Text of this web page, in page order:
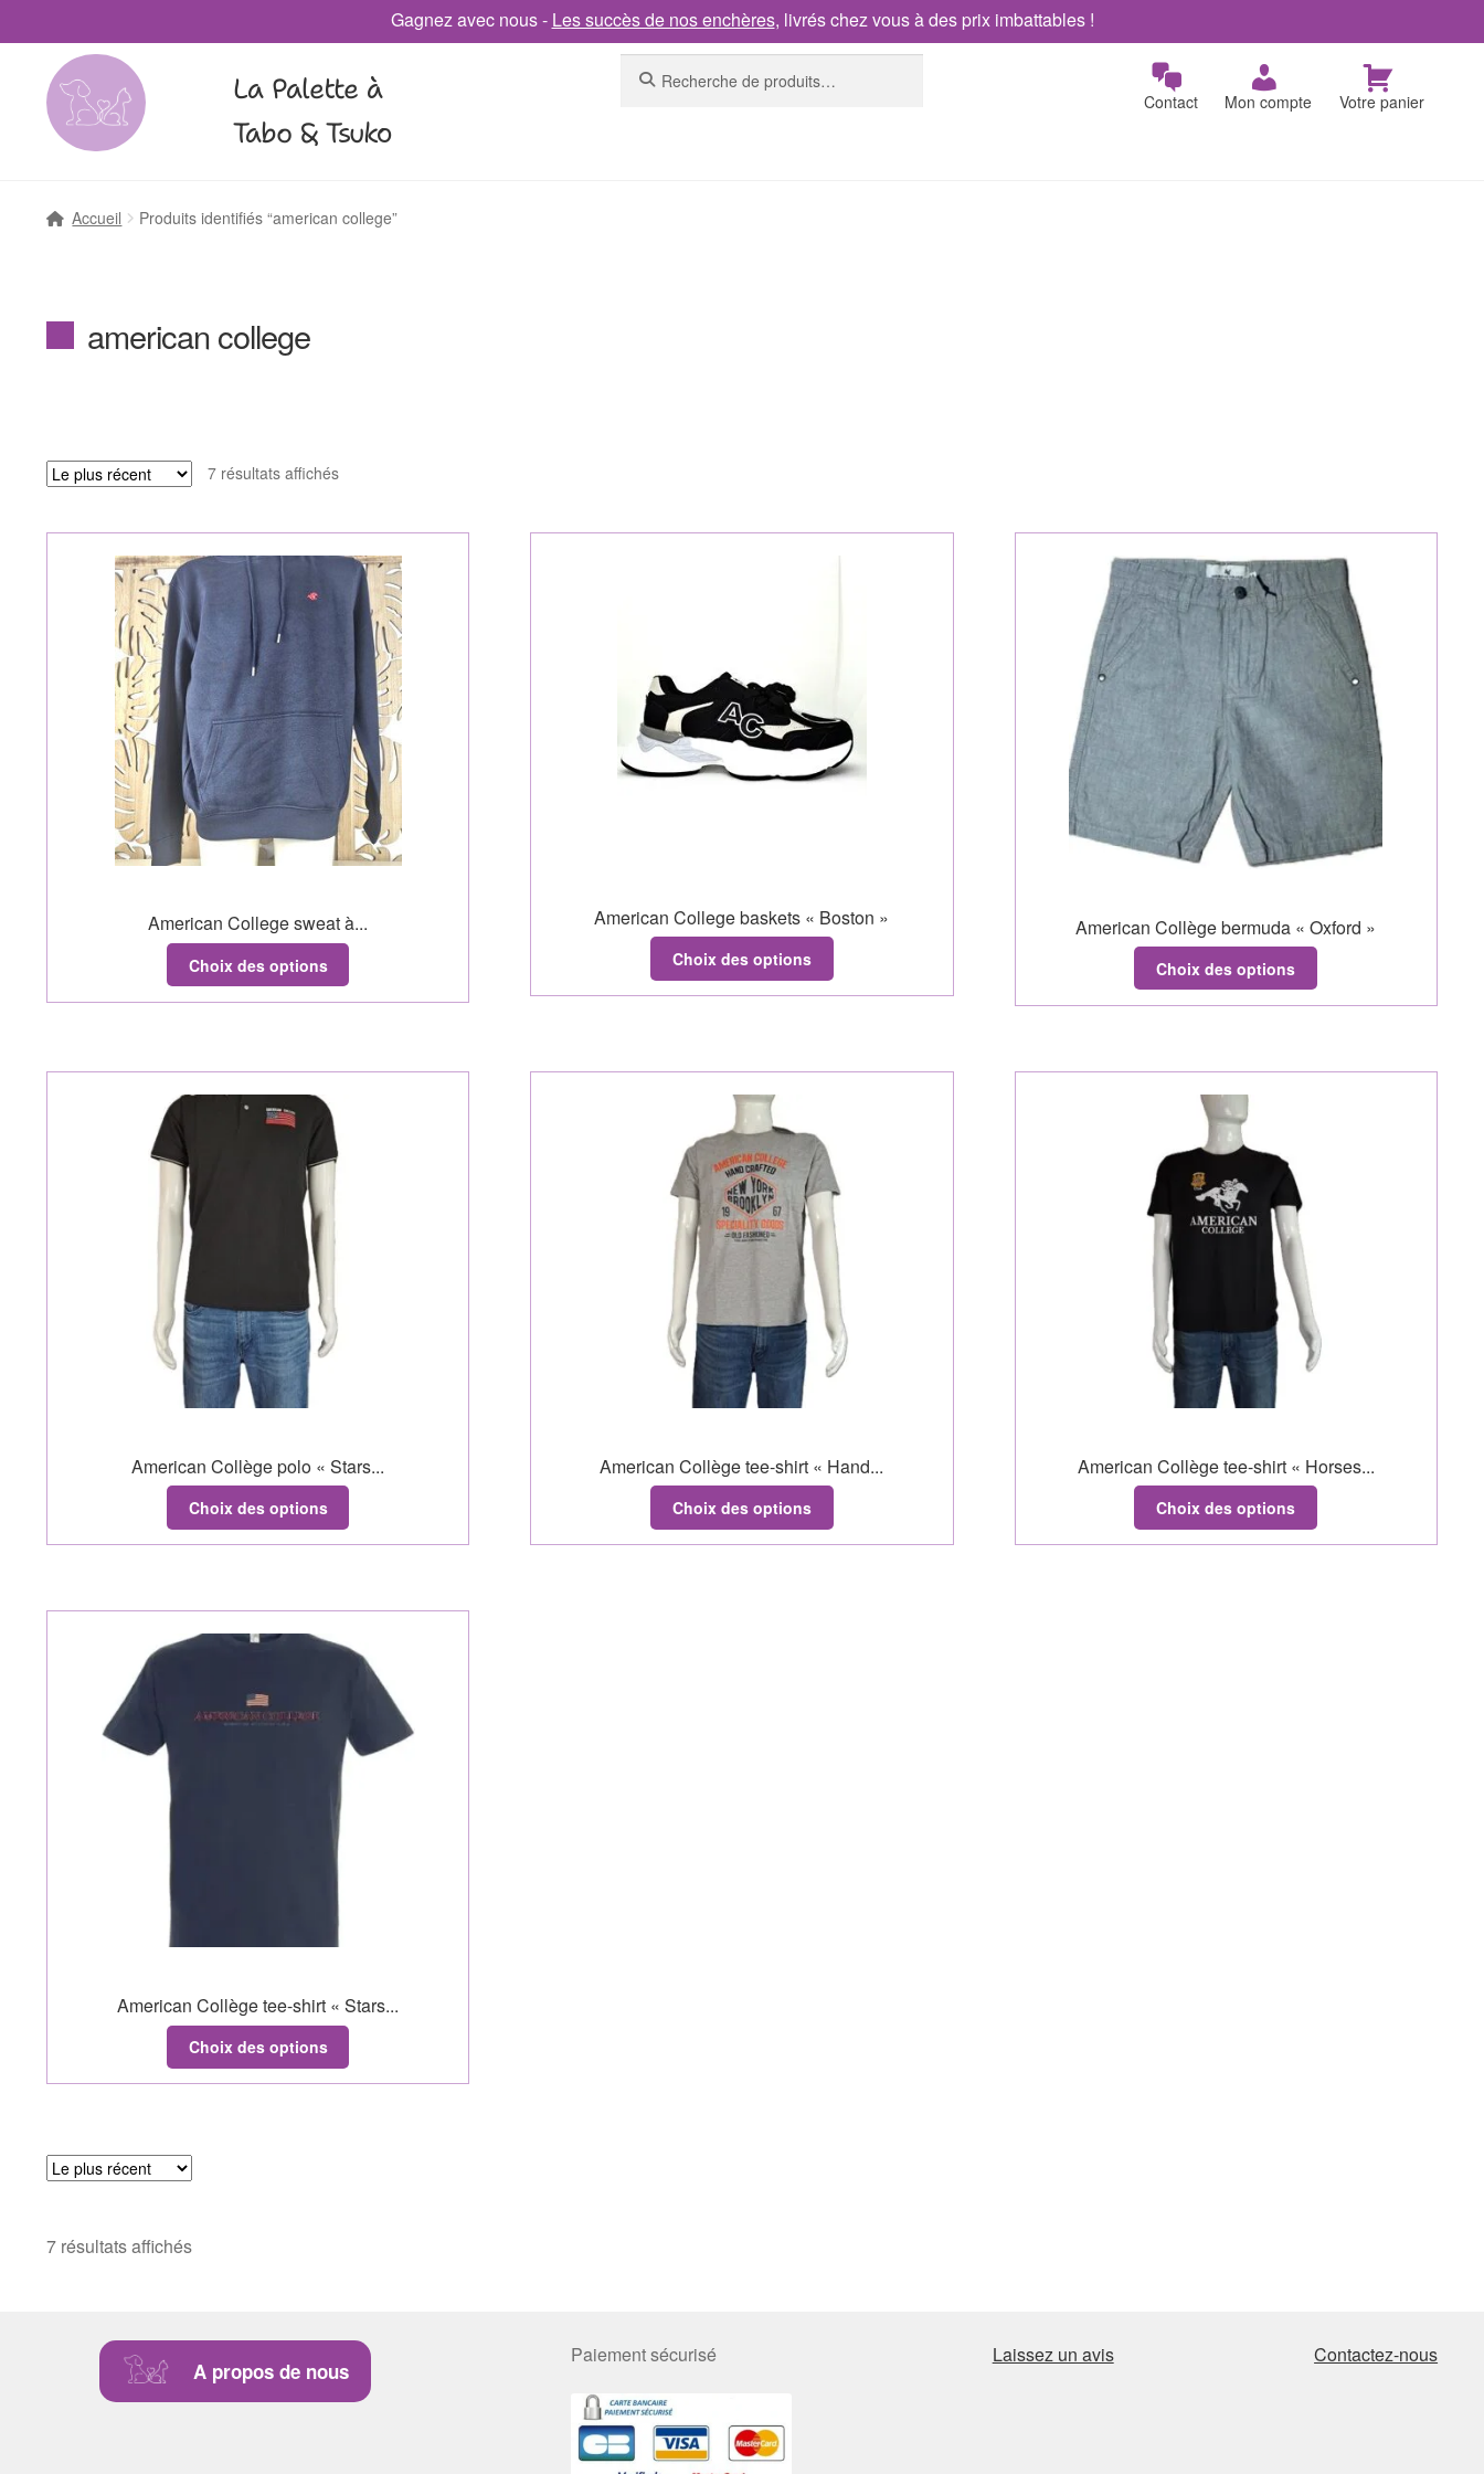
Gagnez avec nous - Les succès de nos enchères, livrés chez vous à des prix imbattables !
La Palette à
Tabo & Tsuko
Contact
Mon compte Votre panier
Accueil Produits identifiés “american college”
american college
7 résultats affichés
American College sweat à...
Choix des options
American College baskets « Boston »
Choix des options
American Collège bermuda « Oxford »
Choix des options
American Collège polo « Stars...
Choix des options
American Collège tee-shirt « Hand...
Choix des options
American Collège tee-shirt « Horses...
Choix des options
American Collège tee-shirt « Stars...
Choix des options
7 résultats affichés
A propos de nous
Paiement sécurisé Laissez un avis Contactez-nous